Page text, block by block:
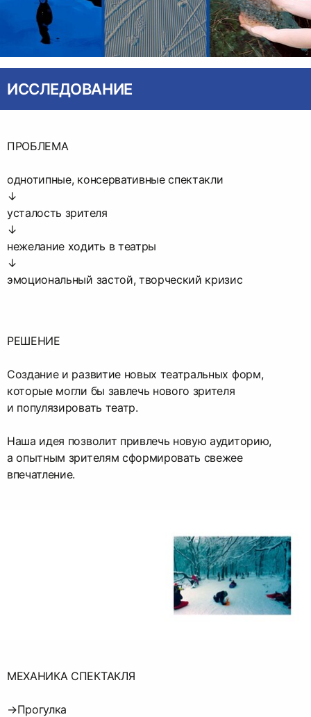
ИССЛЕДОВАНИЕ
ПРОБЛЕМА
однотипные, консервативные спектакли
↓
усталость зрителя
↓
нежелание ходить в театры
↓
эмоциональный застой, творческий кризис
РЕШЕНИЕ
Создание и развитие новых театральных форм,
которые могли бы завлечь нового зрителя
и популязировать театр.
Наша идея позволит привлечь новую аудиторию,
а опытным зрителям сформировать свежее
впечатление.
МЕХАНИКА СПЕКТАКЛЯ
→Прогулка